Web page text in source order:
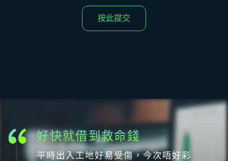
按此提交
方便好用嘅網上貸款
本身預咗筆錢找卡數，點知投資遇到
意外搞到啲流動現金砸住咗。唯有去